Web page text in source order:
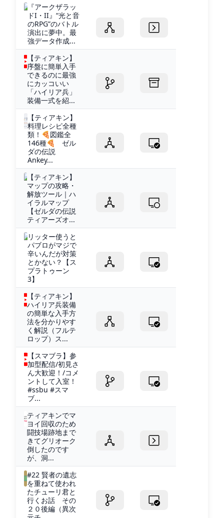
『アークザラッ
ドI・II』“光と音
のRPG”のバトル
演出に夢中。最
強データ作成...
【ティアキン】
序盤に簡単入手
できるのに最強
にカッコいい
「ハイリア兵」
装備一式を紹...
【ティアキン】
料理レシピ全種
類！🍕図鑑全
146種🍕 ゼル
ダの伝説
Ankey...
【ティアキン】
マップの攻略・
解放ツール｜ハ
イラルマップ
【ゼルダの伝説
ティアーズオ...
リッター使うと
パブロがマジで
辛いんだが対策
とかない？【ス
プラトゥーン
3】
【ティアキン】
ハイリア兵装備
の簡単な入手方
法を分かりやす
く解説（フルテ
ロップ）ス...
【スマブラ】参
加型配信/初見さ
ん大歓迎！/コメ
ントして入室！
#ssbu #スマ
ブ...
ティアキンでマ
ヨイ回収のため
闘技場跡地まで
きてグリオーク
倒したのです
が、洞...
#22 賢者の遺志
を重ねて使われ
たチューリ君と
行くお話 その
２０後編（異次